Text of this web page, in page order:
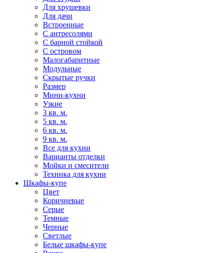
Для хрущевки
Для дачи
Встроенные
С антресолями
С барной стойкой
С островом
Малогабаритные
Модульные
Скрытые ручки
Размер
Мини-кухни
Узкие
3 кв. м.
5 кв. м.
6 кв. м.
9 кв. м.
Все для кухни
Варианты отделки
Мойки и смесители
Техника для кухни
Шкафы-купе
Цвет
Коричневые
Серые
Темные
Черные
Светлые
Белые шкафы-купе